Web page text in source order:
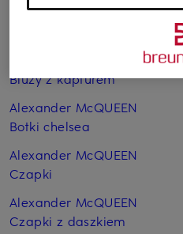
Alexander McQUEEN
Bluzy z kapturem
Alexander McQUEEN
Botki chelsea
Alexander McQUEEN
Czapki
Alexander McQUEEN
Czapki z daszkiem